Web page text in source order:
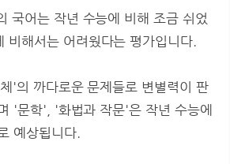
국어는 작년 수능에 비해 조금 쉬었
비해서는 어려웠다는 평가입니다.
'의 까다로운 문제들로 변별력이 판
'문학', '화법과 작문'은 작년 수능에
예상됩니다.